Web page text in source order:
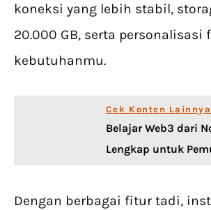
koneksi yang lebih stabil,
20.000 GB, serta personalisasi
kebutuhanmu.
Cek Konten
Belajar Web3 dari
Lengkap untuk
Dengan berbagai fitur tadi,